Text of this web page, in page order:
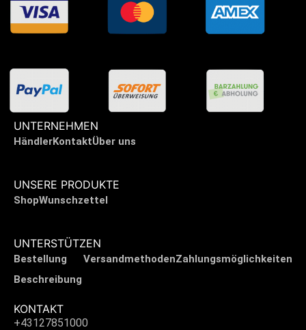
UNTERNEHMEN
HändlerKontaktÜber uns
UNSERE PRODUKTE
ShopWunschzettel
UNTERSTÜTZEN
Bestellung
Beschreibung
VersandmethodenZahlungsmöglichkeiten
KONTAKT
+43127851000